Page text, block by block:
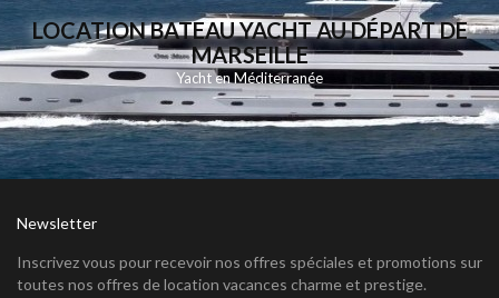
LOCATION BATEAU YACHT AU DÉPART DE
MARSEILLE
Yacht en Méditerranée
Newsletter
Inscrivez vous pour recevoir nos offres spéciales et promotions sur
toutes nos offres de location vacances charme et prestige.